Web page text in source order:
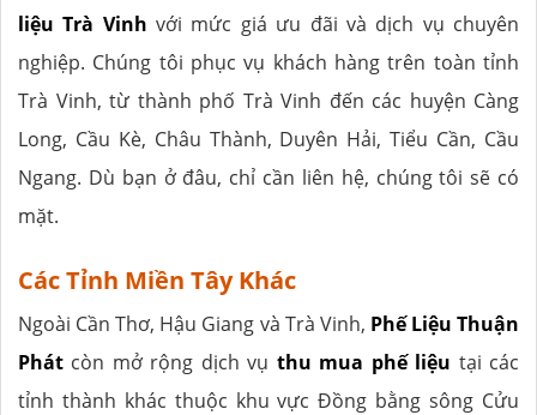
liệu Trà Vinh với mức giá ưu đãi và dịch vụ chuyên
nghiệp. Chúng tôi phục vụ khách hàng trên toàn tỉnh
Trà Vinh, từ thành phố Trà Vinh đến các huyện Càng
Long, Cầu Kè, Châu Thành, Duyên Hải, Tiểu Cần, Cầu
Ngang. Dù bạn ở đâu, chỉ cần liên hệ, chúng tôi sẽ có
mặt.
Các Tỉnh Miền Tây Khác
Ngoài Cần Thơ, Hậu Giang và Trà Vinh, Phế Liệu Thuận
Phát còn mở rộng dịch vụ thu mua phế liệu tại các
tỉnh thành khác thuộc khu vực Đồng bằng sông Cửu